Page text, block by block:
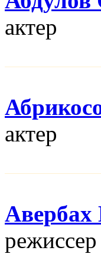
актер
актер
Авербах
режисcер